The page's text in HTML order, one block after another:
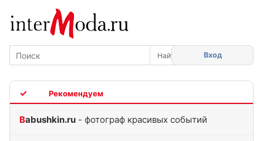
Вход
Babushkin.ru - фотограф красивых событий